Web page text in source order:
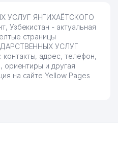
УСЛУГ ЯНГИХАЁТСКОГО
Узбекистан - актуальная
страницы
УСЛУГ
адрес, телефон,
ориентиры и другая
на сайте Yellow Pages